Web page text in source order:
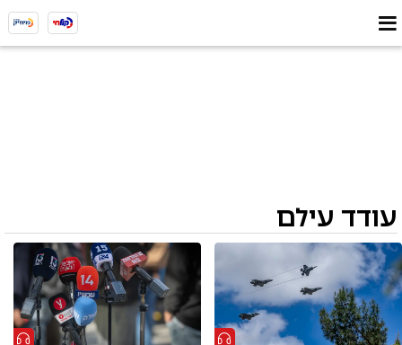
עודד עילם